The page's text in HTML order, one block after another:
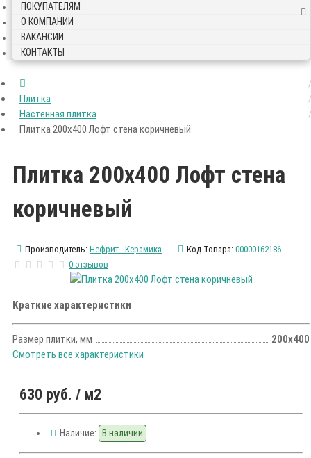
ПОКУПАТЕЛЯМ
О КОМПАНИИ
ВАКАНСИИ
КОНТАКТЫ
Плитка
Настенная плитка
Плитка 200х400 Лофт стена коричневый
Плитка 200х400 Лофт стена
коричневый
Производитель: Нефрит - Керамика Код Товара: 00000162186
0 отзывов
Краткие характеристики
Размер плитки, мм
200х400
Смотреть все характеристики
630 руб. / м2
Наличие: В наличии